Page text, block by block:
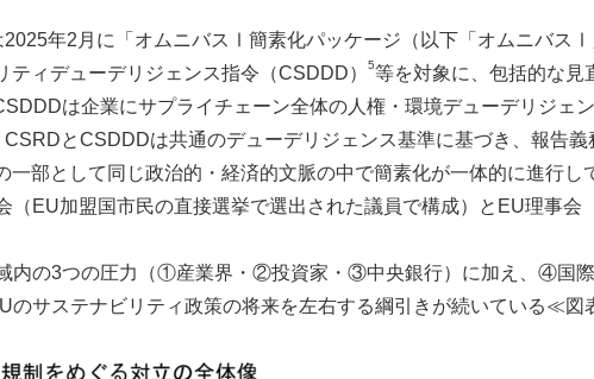
年2月に「オムニバスⅠ簡素化パッケージ（以下「オムニバスⅠ
ィデューデリジェンス指令（CSDDD） 5等を対象に、包括的な見
は企業にサプライチェーン全体の人権・環境デューデリジェ
とCSDDDは共通のデューデリジェンス基準に基づき、報告義
一部として同じ政治的・経済的文脈の中で簡素化が一体的に進行し
（EU加盟国市民の直接選挙で選出された議員で構成）とEU理事会
内の3つの圧力（①産業界・②投資家・③中央銀行）に加え、④国際
サステナビリティ政策の将来を左右する綱引きが続いている≪図